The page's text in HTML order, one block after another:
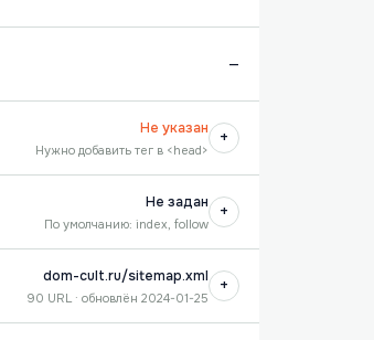
—
Не указан
Нужно добавить тег в <head>
+
Не задан
По умолчанию: index, follow
+
dom-cult.ru/sitemap.xml
90 URL · обновлён 2024-01-25
+